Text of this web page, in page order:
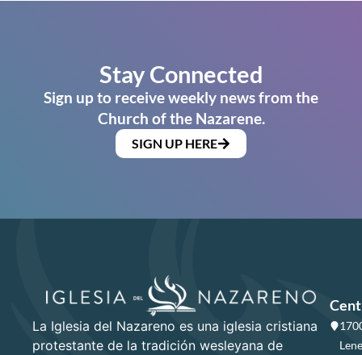
Stay Connected
Sign up to receive weekly news from the
Church of the Nazarene.
SIGN UP HERE
La Iglesia del Nazareno es una iglesia cristiana
protestante de la tradición wesleyana de